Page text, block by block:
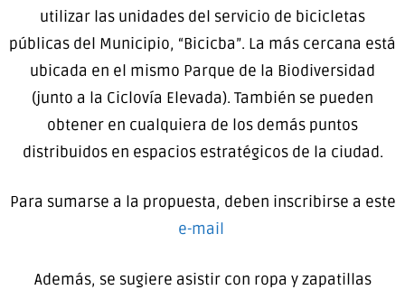
utilizar las unidades del servicio de bicicletas
públicas del Municipio, “Bicicba”. La más cercana está
ubicada en el mismo Parque de la Biodiversidad
(junto a la Ciclovía Elevada). También se pueden
obtener en cualquiera de los demás puntos
distribuidos en espacios estratégicos de la ciudad.
Para sumarse a la propuesta, deben inscribirse a este
e-mail
Además, se sugiere asistir con ropa y zapatillas